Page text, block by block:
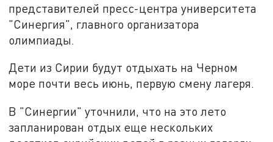
представителей пресс-центра университета
"Синергия", главного организатора
олимпиады.
Дети из Сирии будут отдыхать на Черном
море почти весь июнь, первую смену лагеря.
В "Синергии" уточнили, что на это лето
запланирован отдых еще нескольких